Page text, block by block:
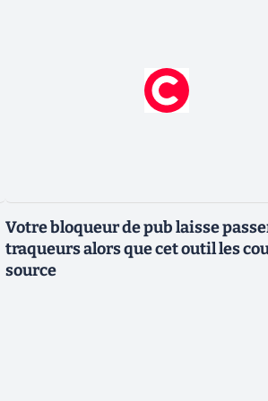
Votre bloqueur de pub laisse
traqueurs alors que cet outil les
source